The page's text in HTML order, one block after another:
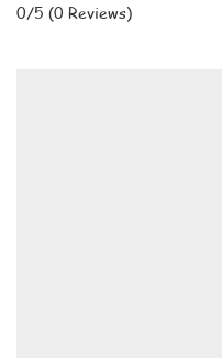
0/5 (0 Reviews)